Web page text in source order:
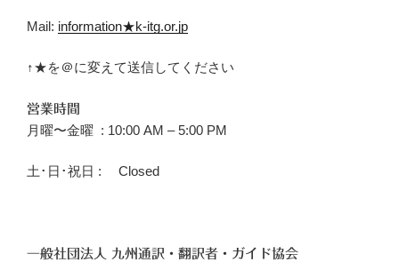
Mail: information★k-itg.or.jp
↑★を＠に変えて送信してください
営業時間
月曜〜金曜 : 10:00 AM – 5:00 PM
土･日･祝日 : Closed
一般社団法人 九州通訳・翻訳者・ガイド協会